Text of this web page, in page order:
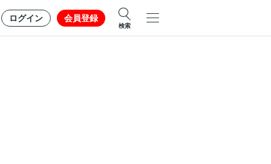
ログイン 会員登録
検索